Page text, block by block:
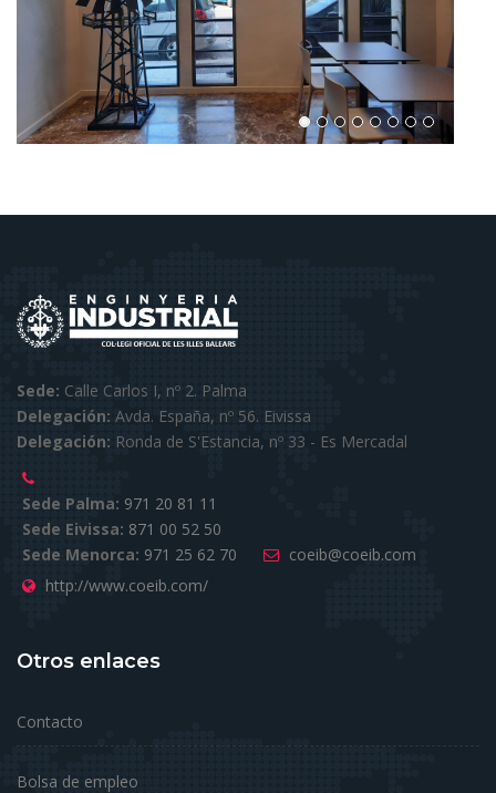
Sede: Calle Carlos I, nº 2. Palma
Delegación: Avda. España, nº 56. Eivissa
Delegación: Ronda de S'Estancia, nº 33 - Es Mercadal
Sede Palma: 971 20 81 11
Sede Eivissa: 871 00 52 50
Sede Menorca: 971 25 62 70
coeib@coeib.com
http://www.coeib.com/
Otros enlaces
Contacto
Bolsa de empleo